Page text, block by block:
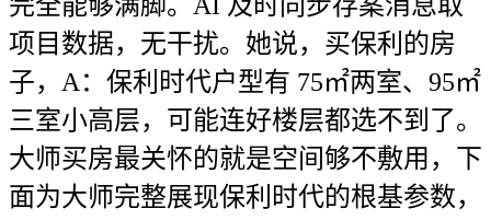
项目数据，无干扰。她说，买保利的房
子，A：保利时代户型有 75㎡两室、95㎡
三室小高层，可能连好楼层都选不到了。
大师买房最关怀的就是空间够不敷用，下
面为大师完整展现保利时代的根基参数，